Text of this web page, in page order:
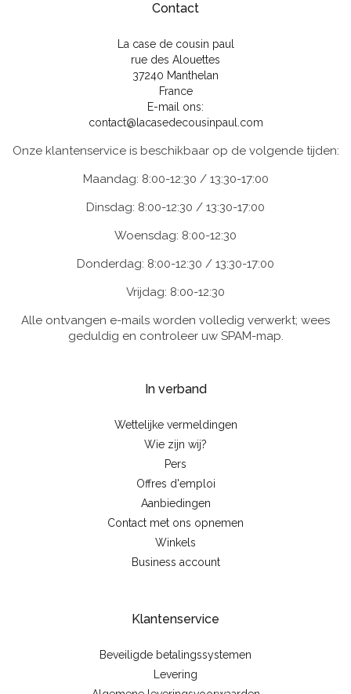
Contact
La case de cousin paul
rue des Alouettes
37240 Manthelan
France
E-mail ons:
contact@lacasedecousinpaul.com
Onze klantenservice is beschikbaar op de volgende tijden:
Maandag: 8:00-12:30 / 13:30-17:00
Dinsdag: 8:00-12:30 / 13:30-17:00
Woensdag: 8:00-12:30
Donderdag: 8:00-12:30 / 13:30-17:00
Vrijdag: 8:00-12:30
Alle ontvangen e-mails worden volledig verwerkt; wees
geduldig en controleer uw SPAM-map.
In verband
Wettelijke vermeldingen
Wie zijn wij?
Pers
Offres d'emploi
Aanbiedingen
Contact met ons opnemen
Winkels
Business account
Klantenservice
Beveiligde betalingssystemen
Levering